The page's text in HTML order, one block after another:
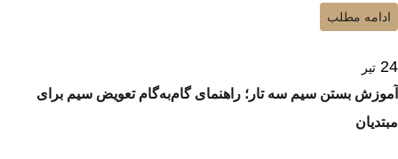
ادامه مطلب
24 تیر
آموزش بستن سیم سه تار؛ راهنمای گام‌به‌گام تعویض سیم برای
مبتدیان